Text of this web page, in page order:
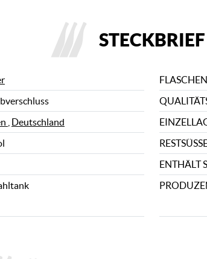
STECKBRIEF
Deutschland
RESTSÜSSE
ENTHÄLT